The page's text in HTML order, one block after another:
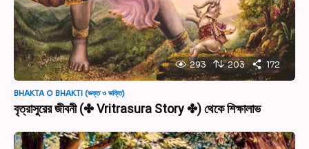
293 203 172
BHAKTA O BHAKTI (ভক্ত ও ভক্তি)
বৃত্রাসুরের জীবনী (✤ Vritrasura Story ✤) থেকে শিক্ষালাভ